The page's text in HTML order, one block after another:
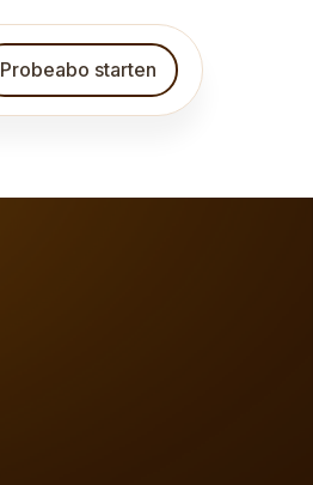
Probeabo starten